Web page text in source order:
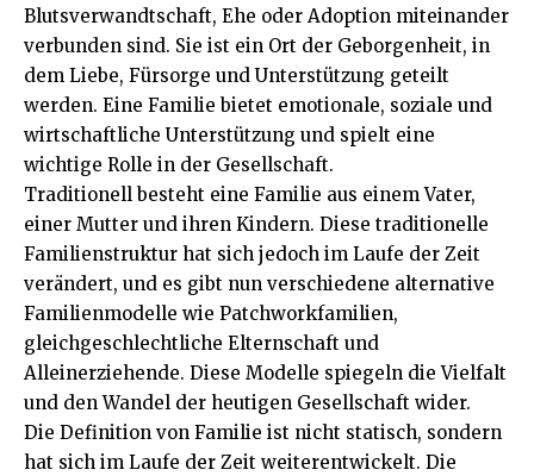
Blutsverwandtschaft, Ehe oder Adoption miteinander
verbunden sind. Sie ist ein Ort der Geborgenheit, in
dem Liebe, Fürsorge und Unterstützung geteilt
werden. Eine Familie bietet emotionale, soziale und
wirtschaftliche Unterstützung und spielt eine
wichtige Rolle in der Gesellschaft.
Traditionell besteht eine Familie aus einem Vater,
einer Mutter und ihren Kindern. Diese traditionelle
Familienstruktur hat sich jedoch im Laufe der Zeit
verändert, und es gibt nun verschiedene alternative
Familienmodelle wie Patchworkfamilien,
gleichgeschlechtliche Elternschaft und
Alleinerziehende. Diese Modelle spiegeln die Vielfalt
und den Wandel der heutigen Gesellschaft wider.
Die Definition von Familie ist nicht statisch, sondern
hat sich im Laufe der Zeit weiterentwickelt. Die